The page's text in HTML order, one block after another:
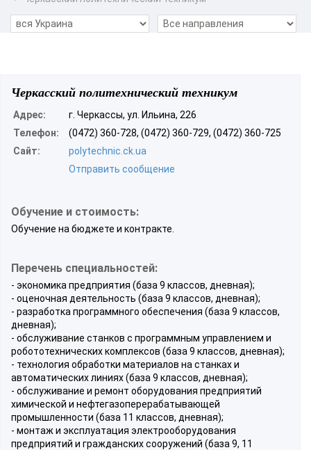
Черкасский политехнический техникум
Адрес:
г. Черкассы, ул. Ильина, 226
Телефон:
(0472) 360-728, (0472) 360-729, (0472) 360-725
Сайт:
polytechnic.ck.ua
Отправить сообщение
Обучение и стоимость:
Обучение на бюджете и контракте.
Перечень специальностей:
- экономика предприятия (база 9 классов, дневная);
- оценочная деятельность (база 9 классов, дневная);
- разработка программного обеспечения (база 9 классов,
дневная);
- обслуживание станков с программным управлением и
робототехнических комплексов (база 9 классов, дневная);
- технология обработки материалов на станках и
автоматических линиях (база 9 классов, дневная);
- обслуживание и ремонт оборудования предприятий
химической и нефтегазоперерабатывающей
промышленности (база 11 классов, дневная);
- монтаж и эксплуатация электрооборудования
предприятий и гражданских сооружений (база 9, 11